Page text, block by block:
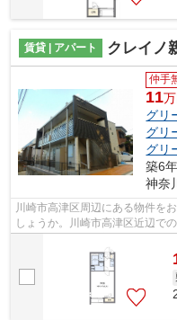
賃貸 | アパート クレイノ
仲手
11
グリ
グリ
グリ
築6
神奈
川崎市高津区周辺にある物件を
しょうか。川崎市高津区近辺で
明閣」。こちらは初期費用をカ